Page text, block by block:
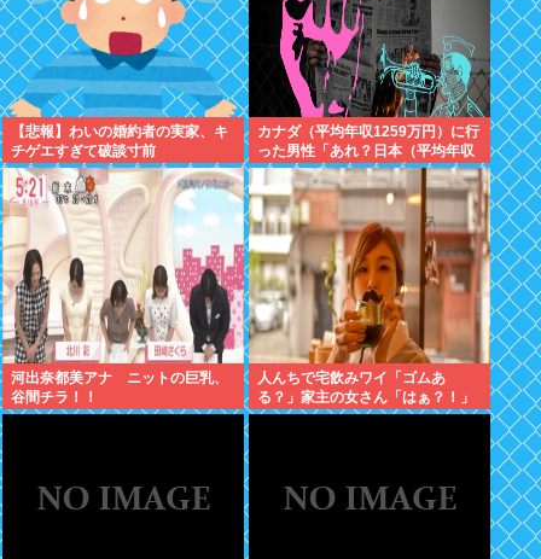
【悲報】わいの婚約者の実家、キ
チゲエすぎて破談寸前
カナダ（平均年収1259万円）に行
った男性「あれ？日本（平均年収
443万円）のフルーツ高すぎな
い？」
河出奈都美アナ ニットの巨乳、
谷間チラ！！
人んちで宅飲みワイ「ゴムあ
る？」家主の女さん「はぁ？！」
⇒結果www